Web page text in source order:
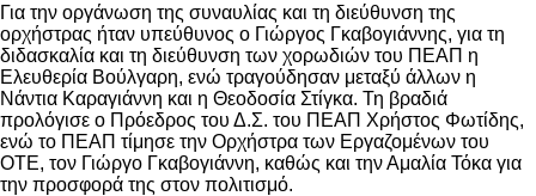
Για την οργάνωση της συναυλίας και τη διεύθυνση της
ορχήστρας ήταν υπεύθυνος ο Γιώργος Γκαβογιάννης, για τη
διδασκαλία και τη διεύθυνση των χορωδιών του ΠΕΑΠ η
Ελευθερία Βούλγαρη, ενώ τραγούδησαν μεταξύ άλλων η
Νάντια Καραγιάννη και η Θεοδοσία Στίγκα. Τη βραδιά
προλόγισε ο Πρόεδρος του Δ.Σ. του ΠΕΑΠ Χρήστος Φωτίδης,
ενώ το ΠΕΑΠ τίμησε την Ορχήστρα των Εργαζομένων του
ΟΤΕ, τον Γιώργο Γκαβογιάννη, καθώς και την Αμαλία Τόκα για
την προσφορά της στον πολιτισμό.